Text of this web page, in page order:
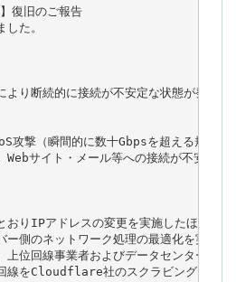
復旧のご報告
た。
より断続的に接続が不安定な状態が発生し
攻撃（瞬間的に数十Gbpsを超える規模）
Webサイト・メール等への接続が不安定と
おりIPアドレスの変更を実施したほか、攻
ー側のネットワーク処理の最適化を実施い
上位回線事業者およびデータセンター各社
線をCloudflare社のスクラビングセンタ